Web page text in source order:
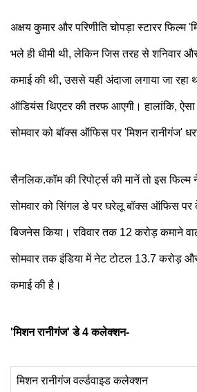
अक्षय कुमार और परिणीति चोपड़ा स्टारर फिल्म
भले ही धीमी थी, लेकिन जिस तरह से शनिवार
कमाई की थी, उससे यही अंदाजा लगाया जा रहा
ऑडियंस थिएटर की तरफ आएगी। हालांकि, ऐसा
सोमवार को बॉक्स ऑफिस पर 'मिशन रानीगंज'
सैनलिक.कॉम की रिपोर्ट्स की मानें तो इस
सोमवार को सिंगल डे पर घरेलू बॉक्स ऑफिस
बिजनेस किया। रविवार तक 12 करोड़ कमाने
सोमवार तक इंडिया में नेट टोटल 13.7 करोड़
कमाई की है।
'मिशन रानीगंज' डे 4 कलेक्शन-
मिशन रानीगंज वर्ल्डवाइड कलेक्शन